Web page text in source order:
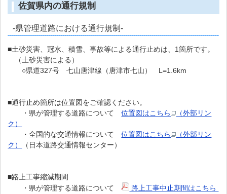
佐賀県内の通行規制
-県管理道路における通行規制-
■土砂災害、冠水、積雪、事故等による通行止めは、1箇所です。
（土砂災害による）
○県道327号 七山唐津線（唐津市七山） L=1.6km
■通行止め箇所は位置図をご確認ください。
・県が管理する道路について位置図はこちら
（外部リン
ク）
・全国的な交通情報について位置図はこちら
（外部リン
ク）
（日本道路交通情報センター）
■路上工事縮減期間
・県が管理する道路について
路上工事中止期間はこちら